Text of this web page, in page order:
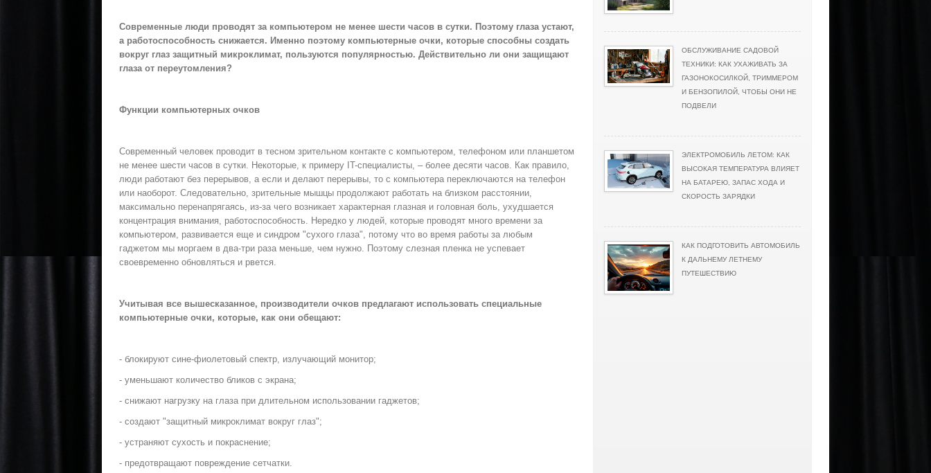
Современные люди проводят за компьютером не менее шести часов в сутки. Поэтому глаза устают,
а работоспособность снижается. Именно поэтому компьютерные очки, которые способны создать
вокруг глаз защитный микроклимат, пользуются популярностью. Действительно ли они защищают
глаза от переутомления?
Функции компьютерных очков
Современный человек проводит в тесном зрительном контакте с компьютером, телефоном или планшетом
не менее шести часов в сутки. Некоторые, к примеру IT-специалисты, – более десяти часов. Как правило,
люди работают без перерывов, а если и делают перерывы, то с компьютера переключаются на телефон
или наоборот. Следовательно, зрительные мышцы продолжают работать на близком расстоянии,
максимально перенапрягаясь, из-за чего возникает характерная глазная и головная боль, ухудшается
концентрация внимания, работоспособность. Нередко у людей, которые проводят много времени за
компьютером, развивается еще и синдром "сухого глаза", потому что во время работы за любым
гаджетом мы моргаем в два-три раза меньше, чем нужно. Поэтому слезная пленка не успевает
своевременно обновляться и рвется.
Учитывая все вышесказанное, производители очков предлагают использовать специальные
компьютерные очки, которые, как они обещают:
- блокируют сине-фиолетовый спектр, излучающий монитор;
- уменьшают количество бликов с экрана;
- снижают нагрузку на глаза при длительном использовании гаджетов;
- создают "защитный микроклимат вокруг глаз";
- устраняют сухость и покраснение;
- предотвращают повреждение сетчатки.
ОБСЛУЖИВАНИЕ САДОВОЙ
ТЕХНИКИ: КАК УХАЖИВАТЬ ЗА
ГАЗОНОКОСИЛКОЙ, ТРИММЕРОМ
И БЕНЗОПИЛОЙ, ЧТОБЫ ОНИ НЕ
ПОДВЕЛИ
ЭЛЕКТРОМОБИЛЬ ЛЕТОМ: КАК
ВЫСОКАЯ ТЕМПЕРАТУРА ВЛИЯЕТ
НА БАТАРЕЮ, ЗАПАС ХОДА И
СКОРОСТЬ ЗАРЯДКИ
КАК ПОДГОТОВИТЬ АВТОМОБИЛЬ
К ДАЛЬНЕМУ ЛЕТНЕМУ
ПУТЕШЕСТВИЮ